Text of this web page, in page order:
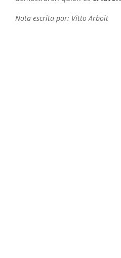
Nota escrita por: Vitto Arboit